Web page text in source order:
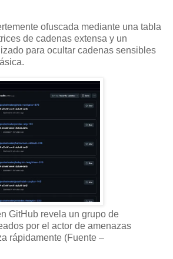
ofuscada mediante una tabla
de cadenas extensa y un
para ocultar cadenas sensibles
GitHub revela un grupo de
por el actor de amenazas
rápidamente (Fuente –